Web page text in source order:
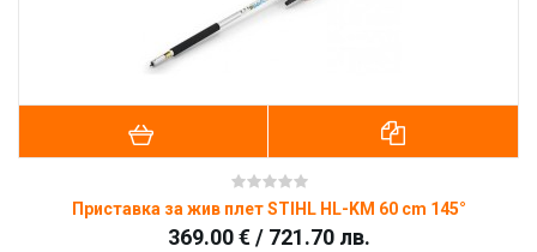
Приставка за жив плет STIHL HL-KM 60 cm 145°
369.00 € / 721.70 лв.